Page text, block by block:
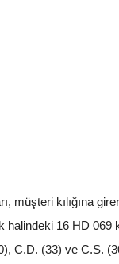
müşteri kılığına
16 HD 069
C.D. (33) ve C.S.